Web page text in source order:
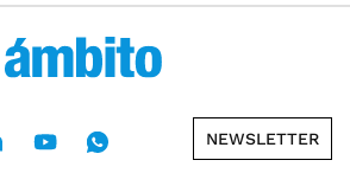
NEWSLETTER